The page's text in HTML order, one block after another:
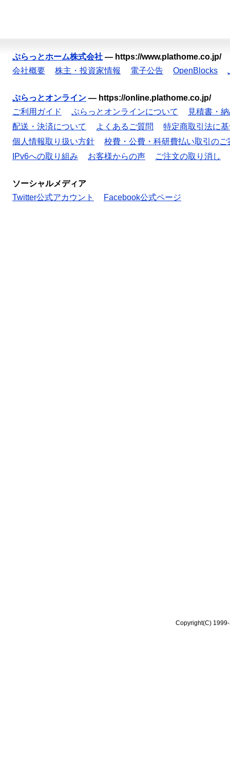
ぷらっとホーム株式会社 — https://www.plathome.co.jp/
会社概要
株主・投資家情報 電子公告 OpenBlocks
ぷらっとオンライン — https://online.plathome.co.jp/
ご利用ガイド
ぷらっとオンラインについて
見積書・
配送・決済について
よくあるご質問
特定商取引法に
個人情報取り扱い方針
校費・公費・科研費払い取引のご
IPv6への取り組み
お客様からの声 ご注文の取り消し
ソーシャルメディア
Twitter公式アカウント
Facebook公式ページ
Copyright(C)